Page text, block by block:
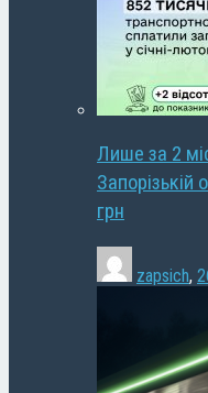
Лише за 2
Запорізькій
грн
zapsich,